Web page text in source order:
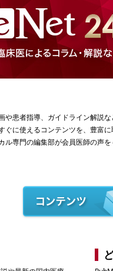
や患者指導、ガイドライン解説
ぐに使えるコンテンツを、豊富に
ル専門の編集部が会員医師の声